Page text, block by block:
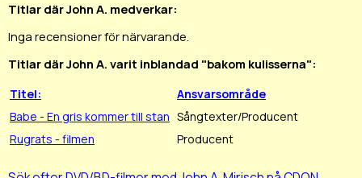
Titlar där John A. medverkar:
Inga recensioner för närvarande.
Titlar där John A. varit inblandad "bakom kulisserna":
Titel:
Ansvarsområde
Babe - En gris kommer till stan Sångtexter/Producent
Rugrats - filmen
Producent